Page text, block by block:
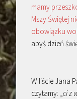
mamy
Mszy Świętej
obowiązku
abyś dzień
W liście Jana
czytamy: „ci z